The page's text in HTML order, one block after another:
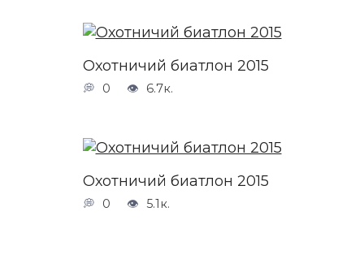
Охотничий биатлон 2015
0 6.7к.
Охотничий биатлон 2015
0 5.1к.